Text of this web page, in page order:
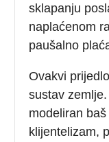
sklapanju
naplaćenom
paušalno
Ovakvi
sustav
modeliran
klijentelizam,